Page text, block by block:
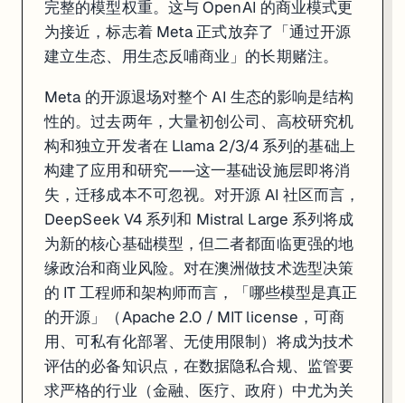
完整的模型权重。这与 OpenAI 的商业模式更
为接近，标志着 Meta 正式放弃了「通过开源
建立生态、用生态反哺商业」的长期赌注。
Meta 的开源退场对整个 AI 生态的影响是结构
性的。过去两年，大量初创公司、高校研究机
构和独立开发者在 Llama 2/3/4 系列的基础上
构建了应用和研究——这一基础设施层即将消
失，迁移成本不可忽视。对开源 AI 社区而言，
DeepSeek V4 系列和 Mistral Large 系列将成
为新的核心基础模型，但二者都面临更强的地
缘政治和商业风险。对在澳洲做技术选型决策
的 IT 工程师和架构师而言，「哪些模型是真正
的开源」（Apache 2.0 / MIT license，可商
用、可私有化部署、无使用限制）将成为技术
评估的必备知识点，在数据隐私合规、监管要
求严格的行业（金融、医疗、政府）中尤为关